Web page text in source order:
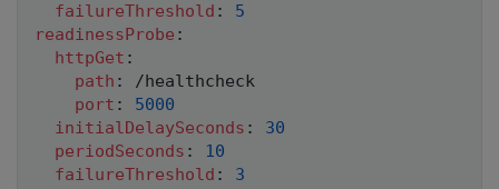
failureThreshold :
5
readinessProbe :
httpGet :
path :
/healthcheck
port :
5000
initialDelaySeconds :
30
periodSeconds :
10
failureThreshold : 3